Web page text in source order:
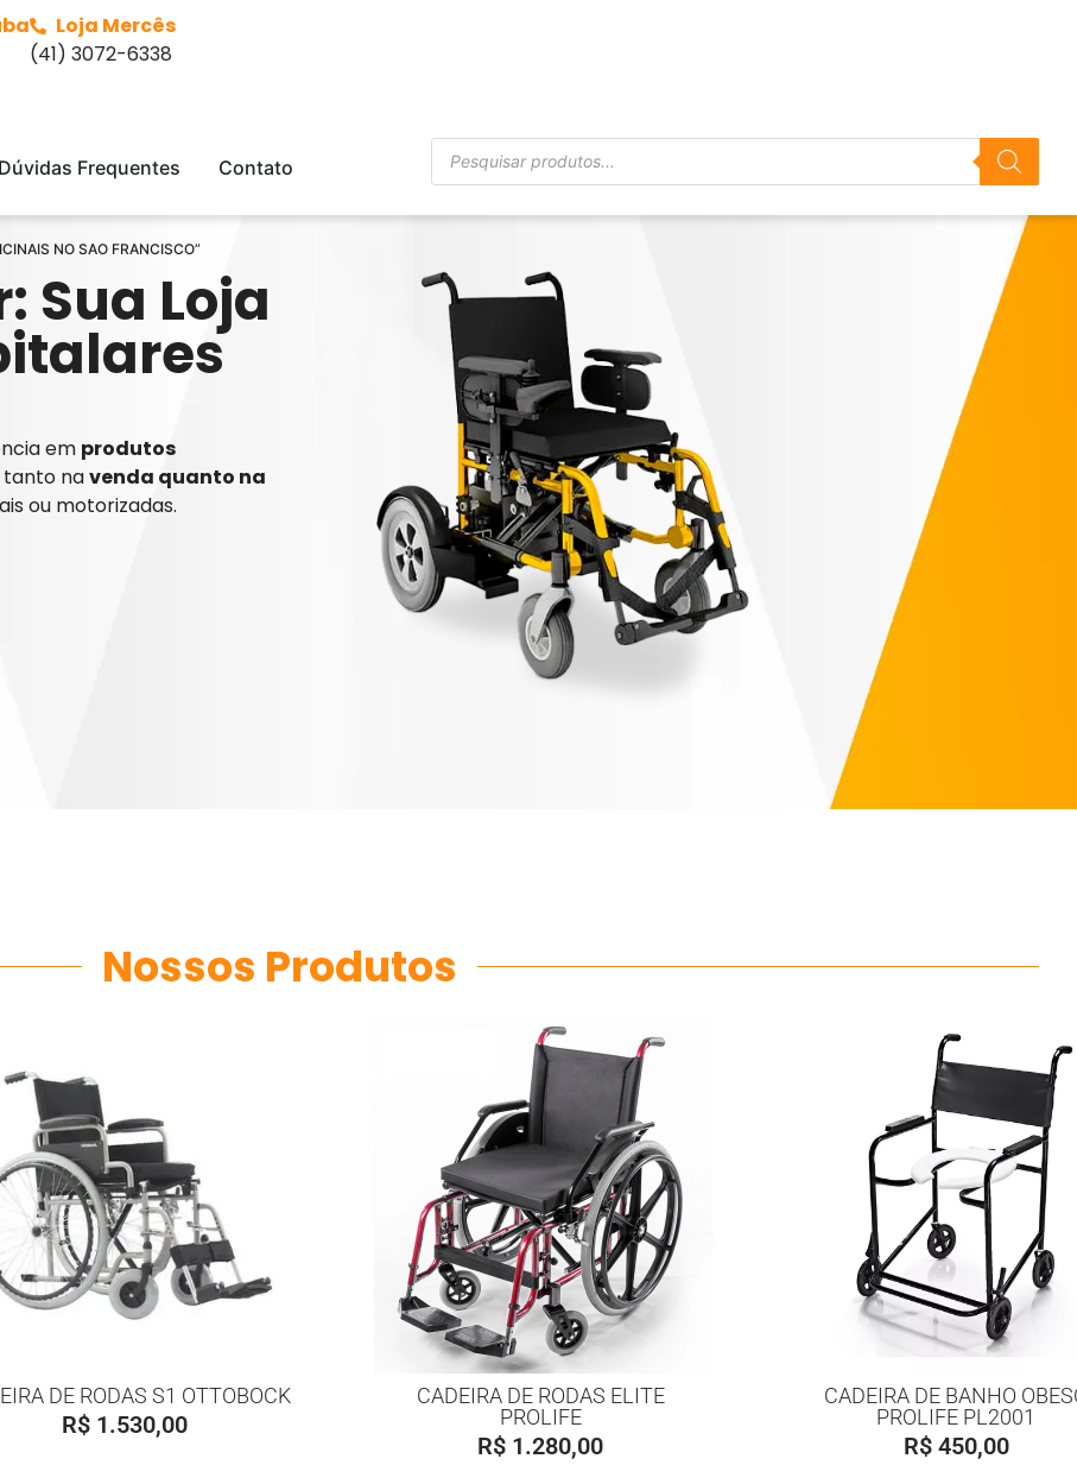
Loja Mercês
(41) 3072-6338
Dúvidas Frequentes Contato
NO SAO FRANCISCO”
Sua Loja
em produtos
tanto navenda quanto na
ou motorizadas.
Nossos Produtos
DE RODAS S1 OTTOBOCK
R$ 1.530,00
CADEIRA DE RODAS ELITE
PROLIFE
R$ 1.280,00
CADEIRA DE BANHO
PROLIFE PL2001
R$450,00